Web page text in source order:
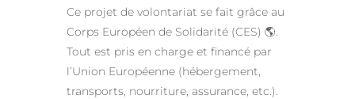
Ce projet de volontariat se fait grâce au
Corps Européen de Solidarité (CES) 🌎.
Tout est pris en charge et financé par
l’Union Européenne (hébergement,
transports, nourriture, assurance, etc.).